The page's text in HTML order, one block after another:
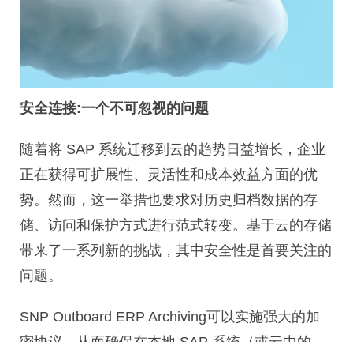
安全连接:一个不可忽视的问题
随着将 SAP 系统迁移到云的趋势日益增长，企业
正在获得可扩展性、灵活性和成本效益方面的优
势。然而，这一举措也要求对历史归档数据的存
储、访问和保护方式进行范式转变。基于云的存储
带来了一系列新的挑战，其中安全性是首要关注的
问题。
SNP Outboard ERP Archiving可以实施强大的加